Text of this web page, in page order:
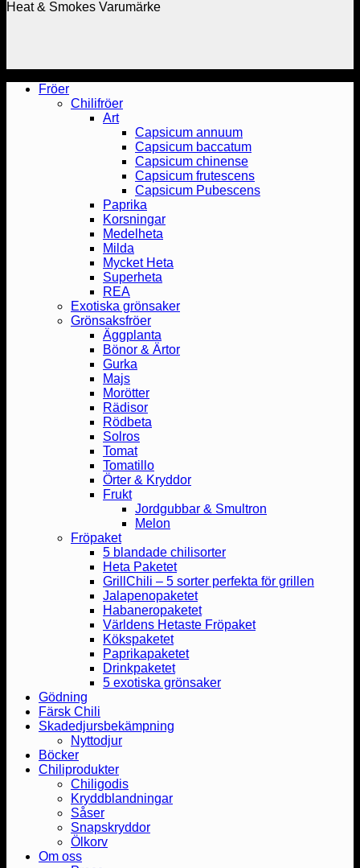
Heat & Smokes Varumärke
Fröer
Chilifröer
Art
Capsicum annuum
Capsicum baccatum
Capsicum chinense
Capsicum frutescens
Capsicum Pubescens
Paprika
Korsningar
Medelheta
Milda
Mycket Heta
Superheta
REA
Exotiska grönsaker
Grönsaksfröer
Äggplanta
Bönor & Ärtor
Gurka
Majs
Morötter
Rädisor
Rödbeta
Solros
Tomat
Tomatillo
Örter & Kryddor
Frukt
Jordgubbar & Smultron
Melon
Fröpaket
5 blandade chilisorter
Heta Paketet
GrillChili – 5 sorter perfekta för grillen
Jalapenopaketet
Habaneropaketet
Världens Hetaste Fröpaket
Kökspaketet
Paprikapaketet
Drinkpaketet
5 exotiska grönsaker
Gödning
Färsk Chili
Skadedjursbekämpning
Nyttodjur
Böcker
Chiliprodukter
Chiligodis
Kryddblandningar
Såser
Snapskryddor
Ölkorv
Om oss